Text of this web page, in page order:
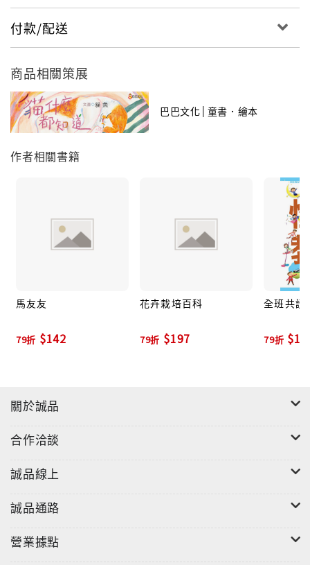
付款/配送
商品相關策展
巴巴文化│童書．繪本
作者相關書籍
馬友友
79折 $142
花卉栽培百科
79折 $197
全班共讀
79折
關於誠品
合作洽談
誠品線上
誠品通路
營業據點